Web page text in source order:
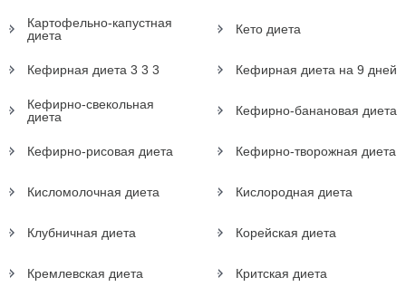
Картофельно-капустная
диета
Кето диета
Кефирная диета 3 3 3 Кефирная диета на 9 дней
Кефирно-свекольная
диета
Кефирно-банановая диета
Кефирно-рисовая диета Кефирно-творожная диета
Кисломолочная диета Кислородная диета
Клубничная диета Корейская диета
Кремлевская диета Критская диета